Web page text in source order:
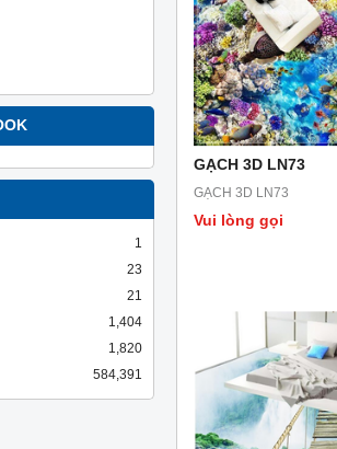
GẠCH 3D LN45
GẠCH 3D LN45
Vui lòng gọi
1
23
21
1,404
1,820
584,391
GẠCH 3D LN73
GẠCH 3D LN73
Vui lòng gọi